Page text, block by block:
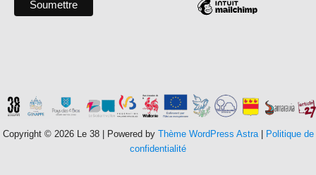
Copyright © 2026 Le 38 | Powered by Thème WordPress Astra|
Politique de
confidentialité